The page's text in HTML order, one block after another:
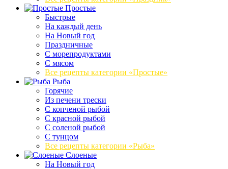
Простые
Быстрые
На каждый день
На Новый год
Праздничные
С морепродуктами
С мясом
Все рецепты категории «Простые»
Рыба
Горячие
Из печени трески
С копченой рыбой
С красной рыбой
С соленой рыбой
С тунцом
Все рецепты категории «Рыба»
Слоеные
На Новый год